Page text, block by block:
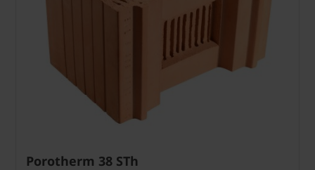
Porotherm 38 STh